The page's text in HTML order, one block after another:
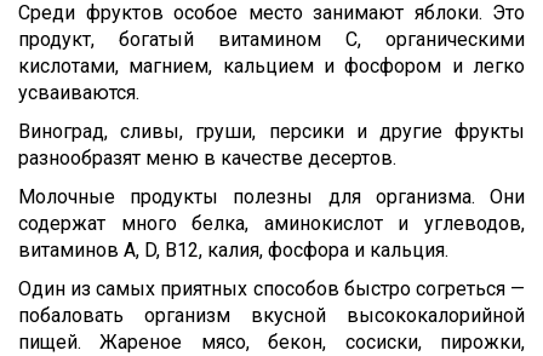
Среди фруктов особое место занимают яблоки. Это
продукт, богатый витамином С, органическими
кислотами, магнием, кальцием и фосфором и легко
усваиваются.
Виноград, сливы, груши, персики и другие фрукты
разнообразят меню в качестве десертов.
Молочные продукты полезны для организма. Они
содержат много белка, аминокислот и углеводов,
витаминов A, D, B12, калия, фосфора и кальция.
Один из самых приятных способов быстро согреться —
побаловать организм вкусной высококалорийной
пищей. Жареное мясо, бекон, сосиски, пирожки,